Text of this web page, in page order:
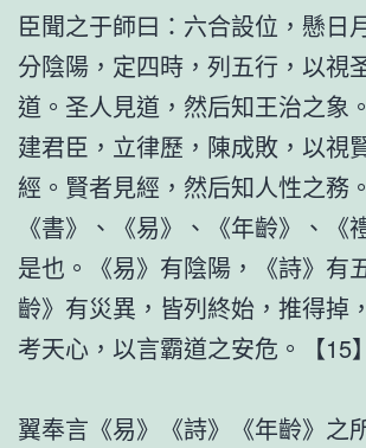
臣聞之于師曰：六合設位，懸日
分陰陽，定四時，列五行，以視
道。圣人見道，然后知王治之象
建君臣，立律歷，陳成敗，以視
經。賢者見經，然后知人性之務
《書》、《易》、《年齡》、《
是也。《易》有陰陽，《詩》有
齡》有災異，皆列終始，推得掉，
考天心，以言霸道之安危。【15】
翼奉言《易》《詩》《年齡》之